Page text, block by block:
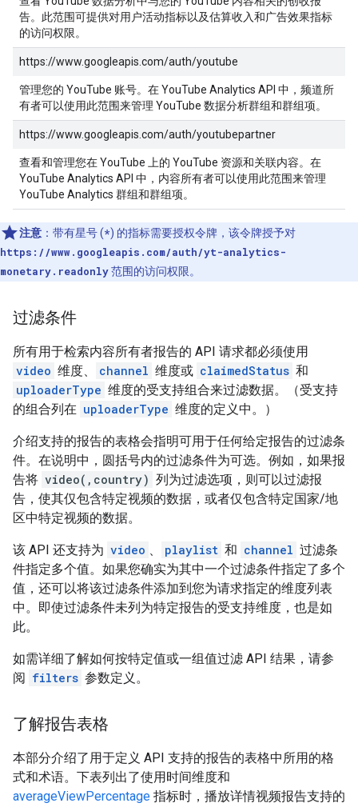
告。此范围可提供对用户活动指标以及估算收入和广告效果指标
的访问权限。
https://www.googleapis.com/auth/youtube
管理您的 YouTube 账号。在 YouTube Analytics API 中，频道所
有者可以使用此范围来管理 YouTube 数据分析群组和群组项。
https://www.googleapis.com/auth/youtubepartner
查看和管理您在 YouTube 上的 YouTube 资源和关联内容。在
YouTube Analytics API 中，内容所有者可以使用此范围来管理
YouTube Analytics 群组和群组项。
注意 ：带有星号 (*) 的指标需要授权令牌，该令牌授予对
https://www.googleapis.com/auth/yt-analytics-
monetary.readonly范围的访问权限。
过滤条件
所有用于检索内容所有者报告的 API 请求都必须使用
video 维度、 channel 维度或 claimedStatus 和
uploaderType 维度的受支持组合来过滤数据。（受支持
的组合列在 uploaderType 维度的定义中。）
介绍支持的报告的表格会指明可用于任何给定报告的过滤条
件。在说明中，圆括号内的过滤条件为可选。例如，如果报
告将 video(,country) 列为过滤选项，则可以过滤报
告，使其仅包含特定视频的数据，或者仅包含特定国家/地
区中特定视频的数据。
该 API 还支持为 video 、 playlist 和 channel 过滤条
件指定多个值。如果您确实为其中一个过滤条件指定了多个
值，还可以将该过滤条件添加到您为请求指定的维度列表
中。即使过滤条件未列为特定报告的受支持维度，也是如
此。
如需详细了解如何按特定值或一组值过滤 API 结果，请参
阅 filters 参数定义。
了解报告表格
本部分介绍了用于定义 API 支持的报告的表格中所用的格
式和术语。下表列出了使用时间维度和
averageViewPercentage 指标时，播放详情视频报告支持的